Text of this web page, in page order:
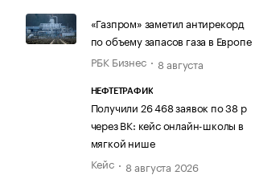
«Газпром» заметил антирекорд
по объему запасов газа в Европе
РБК Бизнес
8 августа
НЕФТЕТРАФИК
Получили 26 468 заявок по 38 р
через ВК: кейс онлайн-школы в
мягкой нише
Кейс
8 августа 2026